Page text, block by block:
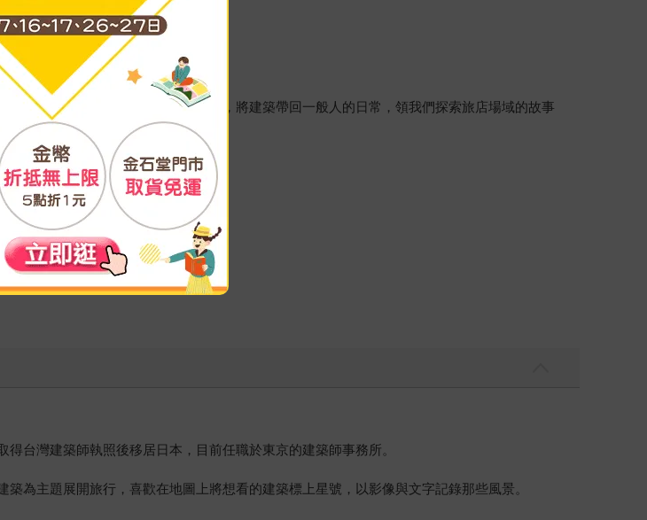
的觀察，她以平易近人的生活語彙，將建築帶回一般人的日常，領我們探索旅店場域的故事
代大師經典建築！
台灣建築師執照後移居日本，目前任職於東京的建築師事務所。
為主題展開旅行，喜歡在地圖上將想看的建築標上星號，以影像與文字記錄那些風景。